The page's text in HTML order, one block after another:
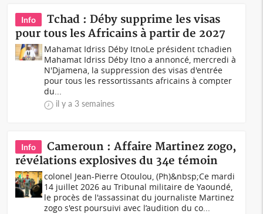
Info
Tchad : Déby supprime les visas
pour tous les Africains à partir de 2027
Mahamat Idriss Déby ItnoLe président tchadien
Mahamat Idriss Déby Itno a annoncé, mercredi à
N'Djamena, la suppression des visas d'entrée
pour tous les ressortissants africains à compter
du...
il y a 3 semaines
Info
Cameroun : Affaire Martinez zogo,
révélations explosives du 34e témoin
colonel Jean-Pierre Otoulou, (Ph)&nbsp;Ce mardi
14 juillet 2026 au Tribunal militaire de Yaoundé,
le procès de l'assassinat du journaliste Martinez
zogo s'est poursuivi avec l’audition du co...